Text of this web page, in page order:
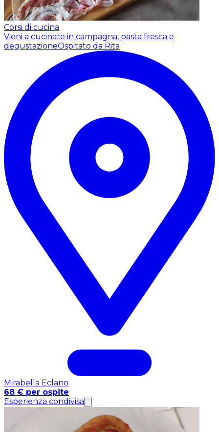
Corsi di cucina
Vieni a cucinare in campagna, pasta fresca e
degustazioneOspitato da Rita
Mirabella Eclano
68 € per ospite
Esperienza condivisa